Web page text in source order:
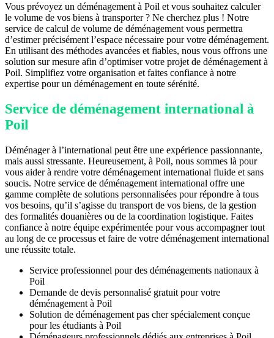
Vous prévoyez un déménagement à Poil et vous souhaitez calculer
le volume de vos biens à transporter ? Ne cherchez plus ! Notre
service de calcul de volume de déménagement vous permettra
d’estimer précisément l’espace nécessaire pour votre déménagement.
En utilisant des méthodes avancées et fiables, nous vous offrons une
solution sur mesure afin d’optimiser votre projet de déménagement à
Poil. Simplifiez votre organisation et faites confiance à notre
expertise pour un déménagement en toute sérénité.
Service de déménagement international à
Poil
Déménager à l’international peut être une expérience passionnante,
mais aussi stressante. Heureusement, à Poil, nous sommes là pour
vous aider à rendre votre déménagement international fluide et sans
soucis. Notre service de déménagement international offre une
gamme complète de solutions personnalisées pour répondre à tous
vos besoins, qu’il s’agisse du transport de vos biens, de la gestion
des formalités douanières ou de la coordination logistique. Faites
confiance à notre équipe expérimentée pour vous accompagner tout
au long de ce processus et faire de votre déménagement international
une réussite totale.
Service professionnel pour des déménagements nationaux à
Poil
Demande de devis personnalisé gratuit pour votre
déménagement à Poil
Solution de déménagement pas cher spécialement conçue
pour les étudiants à Poil